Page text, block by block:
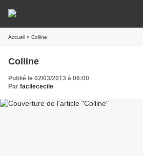
Accueil » Colline
Colline
Publié le 02/03/2013 à 06:00
Par facilececile